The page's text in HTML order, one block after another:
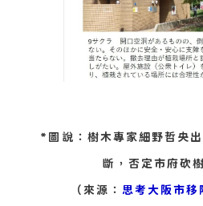
*圖說：樹木專家細野哲央
斷，否定市府砍
（來源： 思考大阪市移